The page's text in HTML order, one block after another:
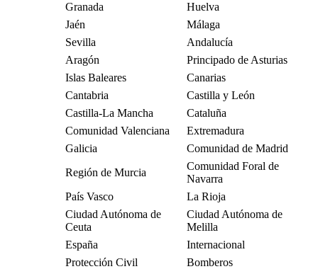
Granada
Huelva
Jaén
Málaga
Sevilla
Andalucía
Aragón
Principado de Asturias
Islas Baleares
Canarias
Cantabria
Castilla y León
Castilla-La Mancha
Cataluña
Comunidad Valenciana
Extremadura
Galicia
Comunidad de Madrid
Región de Murcia
Comunidad Foral de
Navarra
País Vasco
La Rioja
Ciudad Autónoma de
Ceuta
Ciudad Autónoma de
Melilla
España
Internacional
Protección Civil
Bomberos